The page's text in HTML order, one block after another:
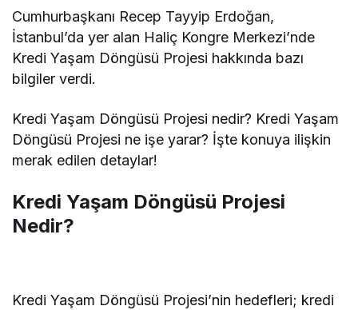
Cumhurbaşkanı Recep Tayyip Erdoğan,
İstanbul’da yer alan Haliç Kongre Merkezi’nde
Kredi Yaşam Döngüsü Projesi hakkında bazı
bilgiler verdi.
Kredi Yaşam Döngüsü Projesi nedir? Kredi Yaşam
Döngüsü Projesi ne işe yarar? İşte konuya ilişkin
merak edilen detaylar!
Kredi Yaşam Döngüsü Projesi
Nedir?
Kredi Yaşam Döngüsü Projesi’nin hedefleri; kredi